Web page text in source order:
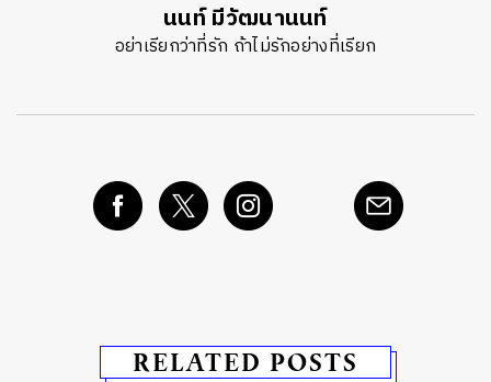
นนท์ มีวัฒนานนท์
อย่าเรียกว่าที่รัก ถ้าไม่รักอย่างที่เรียก
RELATED POSTS